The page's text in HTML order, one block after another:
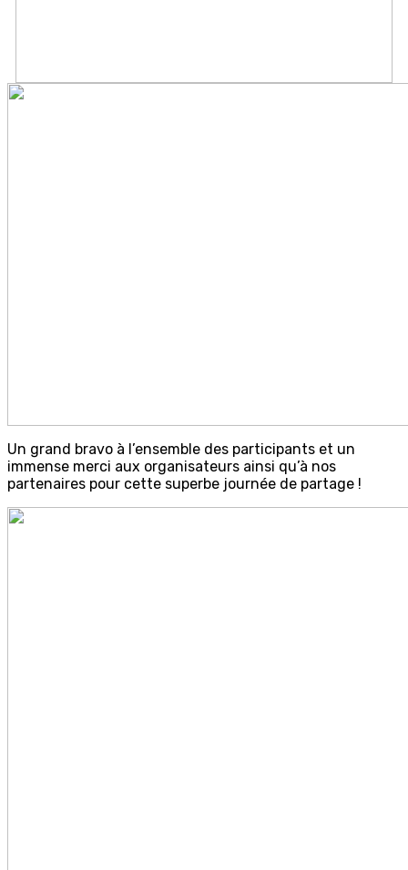
Un grand bravo à l’ensemble des participants et un
immense merci aux organisateurs ainsi qu’à nos
partenaires pour cette superbe journée de partage !